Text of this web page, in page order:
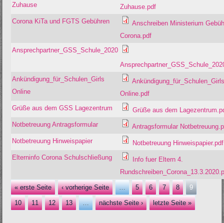
Zuhause
Zuhause.pdf
Corona KiTa und FGTS Gebühren
Anschreiben Ministerium
Corona.pdf
Ansprechpartner_GSS_Schule_2020
Ankündigung_für_Schulen_Girls
Online
Online.pdf
Grüße aus dem GSS Lagezentrum
Grüße aus dem
Notbetreuung Antragsformular
Antragsformular
Notbetreuung Hinweispapier
Notbetreuung Hinweispapier.pdf
Elterninfo Corona Schulschließung
Info fuer Eltern 4.
Seiten
« erste Seite ‹ vorherige Seite … 5 6 7 8 9
10 11 12 13 … nächste Seite › letzte Seite »